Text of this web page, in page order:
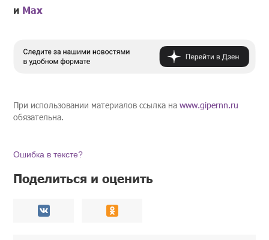
и Mах
При использовании материалов ссылка наwww.gipernn.ru
обязательна.
Ошибка в тексте?
Поделиться и оценить